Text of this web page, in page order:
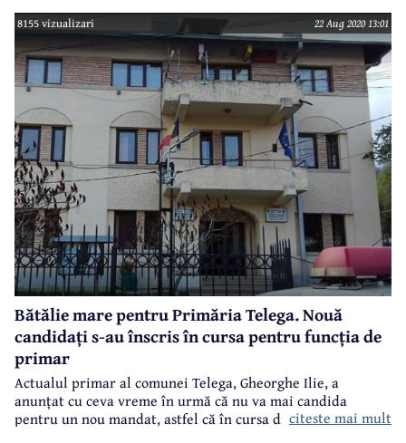
este, la nivel național, actorul și omul de televiziune Florin
Călinescu. Candidatul Partidului Verde la Primăria Telega
se numește Bogdan Șoldan, are 32 de ani și este
președintele Asociației Eco Alpin Caraiman.
8155 vizualizari 22 Aug 2020 13:01
Bătălie mare pentru Primăria Telega. Nouă
candidați s-au înscris în cursa pentru funcția de
primar
Actualul primar al comunei Telega, Gheorghe Ilie, a
anunțat cu ceva vreme în urmă că nu va mai candida
pentru un nou mandat, astfel că în cursa din 27 septembrie
citeste mai mult